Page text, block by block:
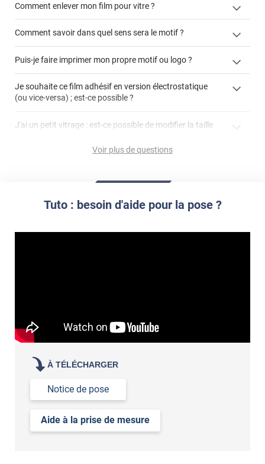
cet article
cet
article
Comment enlever mon film pour vitre ?
enlever et stocker
Comment savoir dans quel sens sera le motif ?
Puis-je faire imprimer mon propre motif ou logo ?
personnaliser
Je souhaite ce film adhésif en version électrostatique
(ou vice-versa) ; est-ce possible ?
J'ai un petit vitrage : est-ce possible de modifier la taille
impression personnalisée
Voir plus de questions
Tuto : besoin d'aide pour la pose ?
À TÉLÉCHARGER
Notice de pose
Aide à la prise de mesure